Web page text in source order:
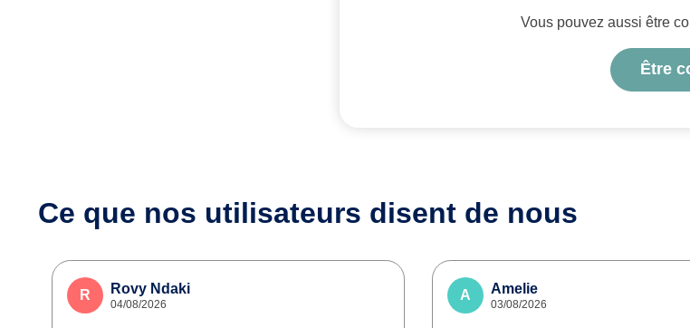
Vous pouvez aussi être
Être
Ce que nos utilisateurs disent de nous
R Rovy Ndaki
04/08/2026
A Amelie
03/08/2026